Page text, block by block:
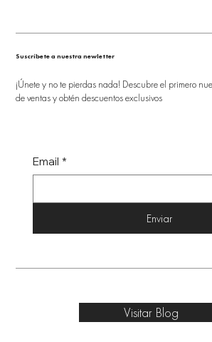
Suscríbete a nuestra newletter
¡Únete y no te pierdas nada! Descubre el primero
de ventas y obtén descuentos exclusivos
Email *
Enviar
Visitar Blog